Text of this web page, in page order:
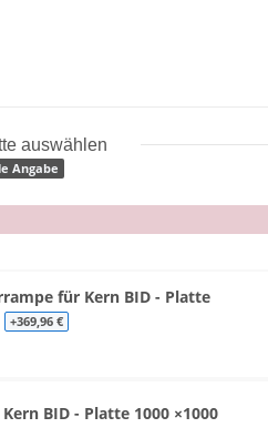
auswählen
Angabe
für Kern BID - Platte
+369,96 €
BID - Platte 1000 ×1000